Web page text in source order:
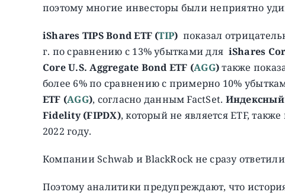
поэтому многие инвесторы были неприятно
iShares TIPS Bond ETF (TIP) показал
г. по сравнению с 13% убытками для iShares
Core U.S. Aggregate Bond ETF (AGG)также
более 6% по сравнению с примерно 10%
ETF (AGG), согласно данным FactSet.
Fidelity (FIPDX), который не является ETF,
2022 году.
Компании Schwab и BlackRock не сразу
Поэтому аналитики предупреждают, что